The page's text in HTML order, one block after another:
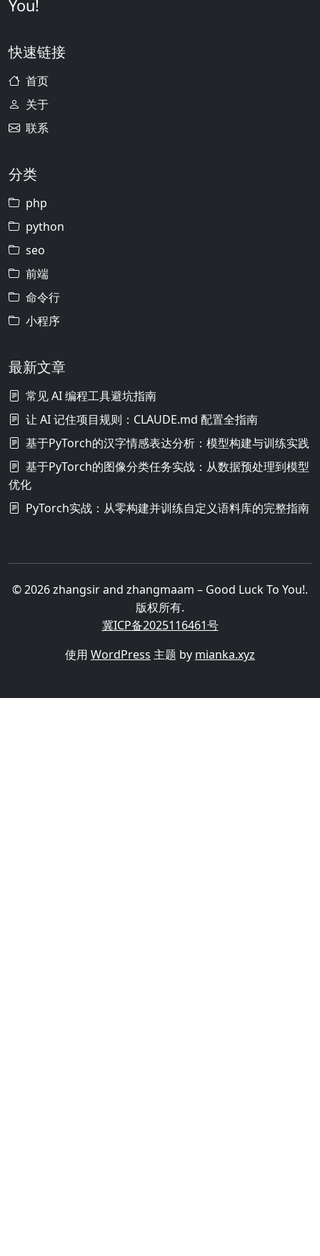
You!
快速链接
首页
关于
联系
分类
php
python
seo
前端
命令行
小程序
最新文章
常见 AI 编程工具避坑指南
让 AI 记住项目规则：CLAUDE.md 配置全指南
基于PyTorch的汉字情感表达分析：模型构建与训练实践
基于PyTorch的图像分类任务实战：从数据预处理到模型
优化
PyTorch实战：从零构建并训练自定义语料库的完整指南
© 2026 zhangsir and zhangmaam – Good Luck To You!.
版权所有.
冀ICP备2025116461号
使用 WordPress 主题 by mianka.xyz